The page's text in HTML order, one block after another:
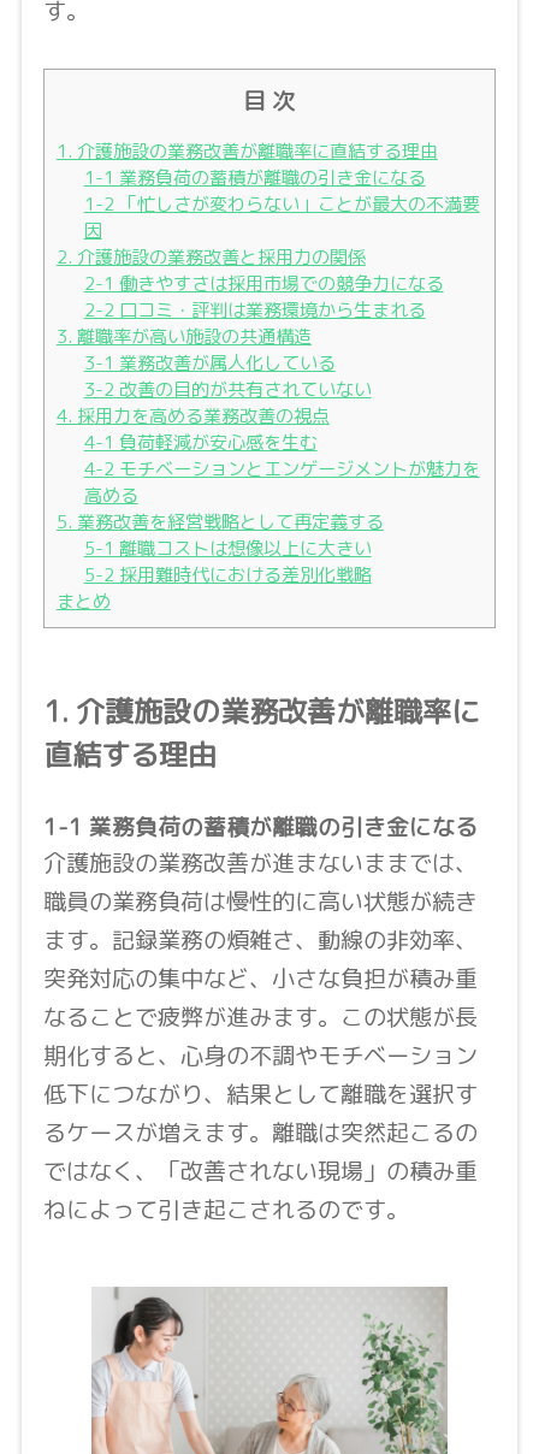
す。
目 次
1. 介護施設の業務改善が離職率に直結する理由
1-1 業務負荷の蓄積が離職の引き金になる
1-2 「忙しさが変わらない」ことが最大の不満要
因
2. 介護施設の業務改善と採用力の関係
2-1 働きやすさは採用市場での競争力になる
2-2 口コミ・評判は業務環境から生まれる
3. 離職率が高い施設の共通構造
3-1 業務改善が属人化している
3-2 改善の目的が共有されていない
4. 採用力を高める業務改善の視点
4-1 負荷軽減が安心感を生む
4-2 モチベーションとエンゲージメントが魅力を
高める
5. 業務改善を経営戦略として再定義する
5-1 離職コストは想像以上に大きい
5-2 採用難時代における差別化戦略
まとめ
1. 介護施設の業務改善が離職率に
直結する理由
1-1 業務負荷の蓄積が離職の引き金になる
介護施設の業務改善が進まないままでは、
職員の業務負荷は慢性的に高い状態が続き
ます。記録業務の煩雑さ、動線の非効率、
突発対応の集中など、小さな負担が積み重
なることで疲弊が進みます。この状態が長
期化すると、心身の不調やモチベーション
低下につながり、結果として離職を選択す
るケースが増えます。離職は突然起こるの
ではなく、「改善されない現場」の積み重
ねによって引き起こされるのです。